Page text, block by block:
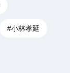
#小林孝延